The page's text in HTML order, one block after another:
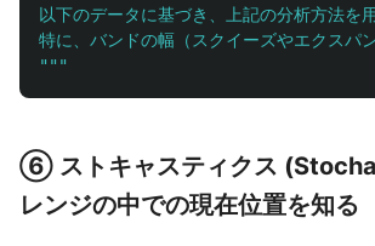
以下のデータに基づき、上記の分析方法を
"""
⑥ ストキャスティクス
レンジの中での現在位置を知る